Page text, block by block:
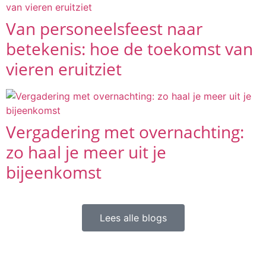
Van personeelsfeest naar
betekenis: hoe de toekomst van
vieren eruitziet
Vergadering met overnachting:
zo haal je meer uit je
bijeenkomst
Lees alle blogs